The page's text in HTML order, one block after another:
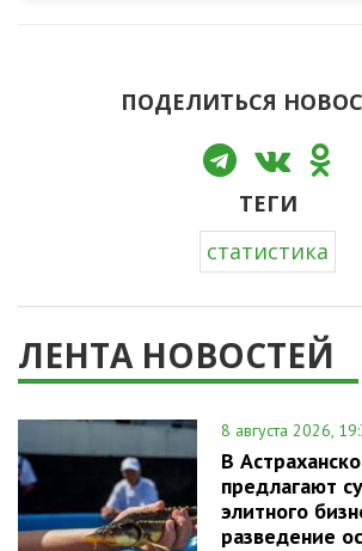
ПОДЕЛИТЬСЯ
ТЕГИ
статистика
ЛЕНТА НОВОСТЕЙ
8 августа 2026,
В
предлагают
элитного
разведение